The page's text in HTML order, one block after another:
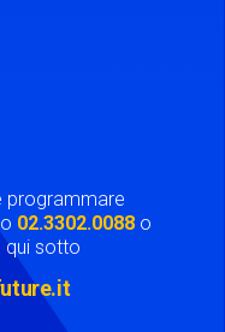
programmare
02.3302.0088 o
qui sotto